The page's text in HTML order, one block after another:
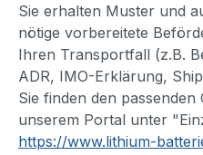
Sie erhalten Muster und
nötige vorbereitete
Ihren Transportfall (z.B.
ADR, IMO-Erklärung,
Sie finden den
unserem Portal unter
https://www.lithium-